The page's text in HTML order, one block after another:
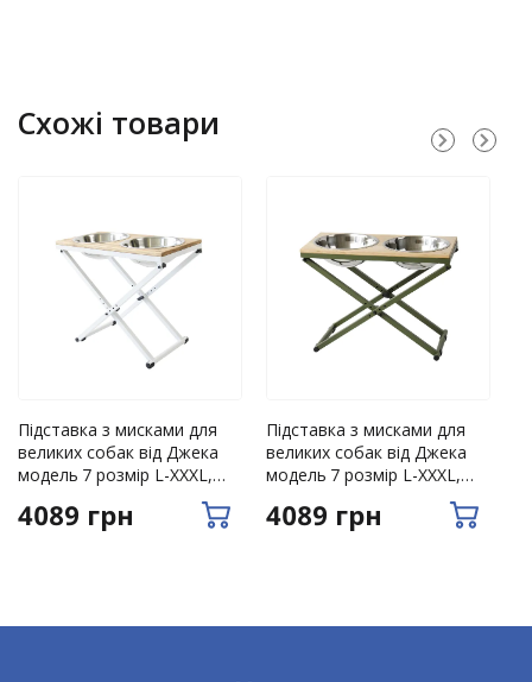
садові гойдалки – 1 рік;
меблі LOFT – 1 рік.
Зріз заклепки;
Дефекти полімерного покриття на каркасі
Розрив матеріалу (тканини) по шву, без
перевищення допустимого навантаження на
Розрив матеріалу зварних швів каркасу;
Схожі товари
Підставка з мисками для
великих собак від Джека
модель 7 розмір L-XXXL,
4089 грн
Підставка з мисками для
великих собак від Джека
модель 7 розмір L-XXXL,
4089 грн